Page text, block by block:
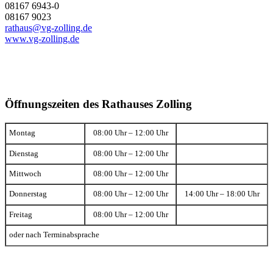
08167 6943-0
08167 9023
rathaus@vg-zolling.de
www.vg-zolling.de
Öffnungszeiten des Rathauses Zolling
Montag 08:00 Uhr – 12:00 Uhr
Dienstag 08:00 Uhr – 12:00 Uhr
Mittwoch 08:00 Uhr – 12:00 Uhr
Donnerstag 08:00 Uhr – 12:00 Uhr 14:00 Uhr – 18:00 Uhr
Freitag 08:00 Uhr – 12:00 Uhr
oder nach Terminabsprache